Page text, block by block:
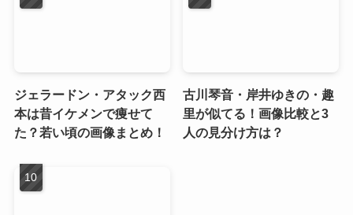
ジェラードン・アタック西
本は昔イケメンで痩せて
た？若い頃の画像まとめ！
古川琴音・岸井ゆきの・趣
里が似てる！画像比較と3
人の見分け方は？